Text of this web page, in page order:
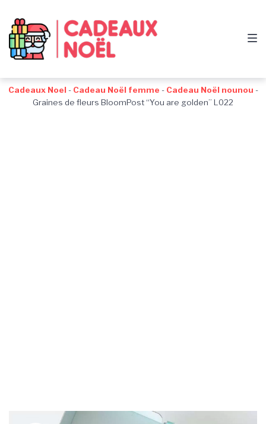
navigation
au
contenu
au
pied
de
Cadeaux Noel - Cadeau Noël femme - Cadeau Noël nounou -
Graines de fleurs BloomPost “You are golden” L022